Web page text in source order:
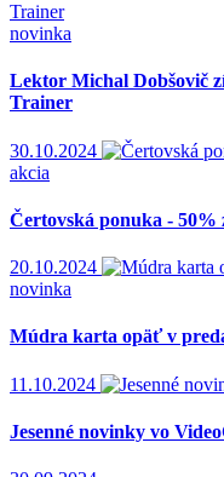
novinka
Lektor Michal Dobšovič
Trainer
30.10.2024
akcia
Čertovská ponuka -
20.10.2024
novinka
Múdra karta opäť v
11.10.2024
Jesenné novinky vo